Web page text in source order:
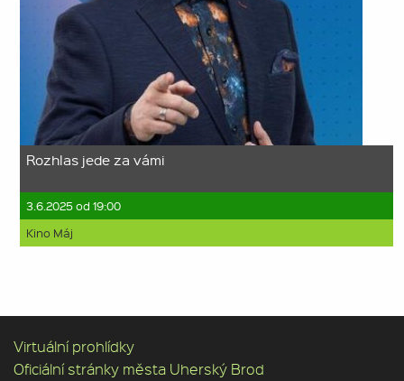
Rozhlas jede za vámi
3.6.2025 od 19:00
Kino Máj
Virtuální prohlídky
Oficiální stránky města Uherský Brod